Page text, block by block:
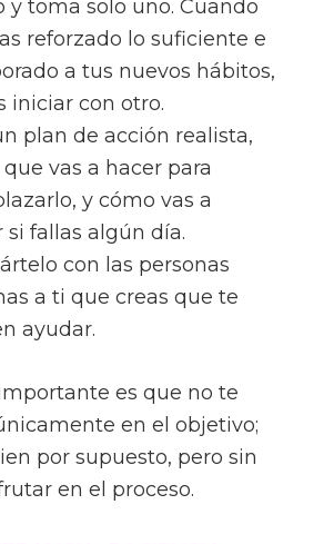
y toma solo uno. Cuando
reforzado lo suficiente e
a tus nuevos hábitos,
iniciar con otro.
plan de acción realista,
vas a hacer para
y cómo vas a
si fallas algún día.
con las personas
a ti que creas que te
ayudar.
es que no te
en el objetivo;
por supuesto, pero sin
en el proceso.